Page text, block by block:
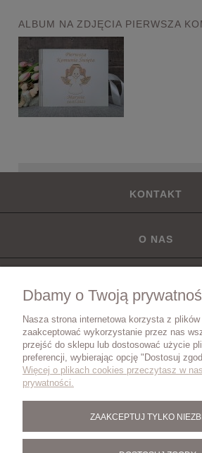
ALBUM NA ZDJĘCIA PIERWSZA
KONTAKT
O NAS
DOSTAWA
ZWROTY I
BLOG
Dbamy o Twoją
Nasza strona internetowa korzysta z
zaakceptować wykorzystanie przez nas
przejść do sklepu lub dostosować użycie
preferencji, wybierając opcję "Dostosuj
Więcej o plikach cookies przeczytasz w
prywatności.
ZAAKCEPTUJ TYLKO